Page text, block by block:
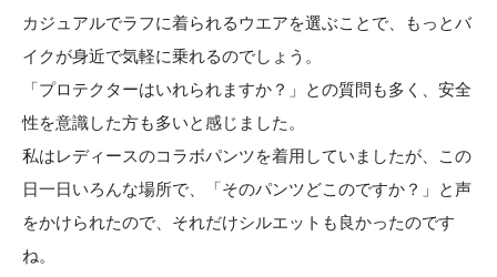
カジュアルでラフに着られるウエアを選ぶことで、もっとバ
イクが身近で気軽に乗れるのでしょう。
「プロテクターはいれられますか？」との質問も多く、安全
性を意識した方も多いと感じました。
私はレディースのコラボパンツを着用していましたが、この
日一日いろんな場所で、「そのパンツどこのですか？」と声
をかけられたので、それだけシルエットも良かったのです
ね。